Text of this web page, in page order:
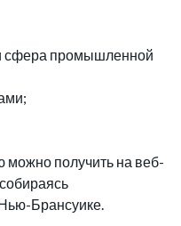
сфера промышленной
получить на веб-
Брансуике.